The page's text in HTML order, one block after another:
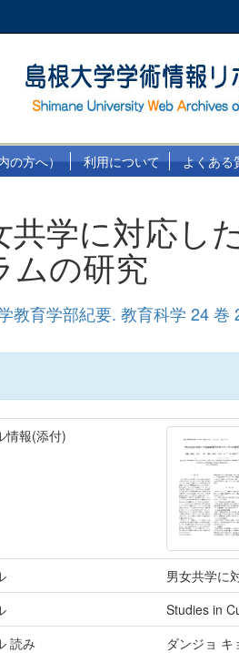
の方へ） 利用について よくある
共学に対応し
ムの研究
教育学部紀要. 教育科学 24 巻
情報(添付)
男女共学に
Studies in
読み
ダンジョ